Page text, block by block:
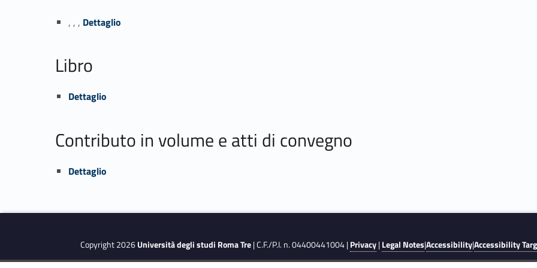
, , , Link identifier #identifier_person_141025-1
Dettaglio
Libro
Link identifier #identifier_person_18661-2
Dettaglio
Contributo in volume e atti di convegno
Link identifier #identifier_person_37264-3
Dettaglio
Copyright 2026Università degli studi Roma Tre| C.F./P.I. n. 04400441004 |Privacy|Legal Notes|Accessibility|Accessibility